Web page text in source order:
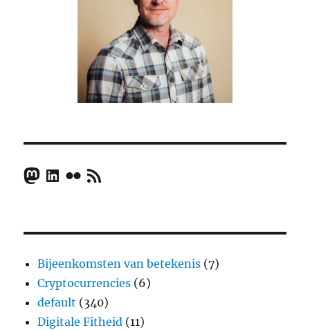
Mastodon
LinkedIn
FlickrRSS Feed
Bijeenkomsten van betekenis (7)
Cryptocurrencies (6)
default (340)
Digitale Fitheid (11)